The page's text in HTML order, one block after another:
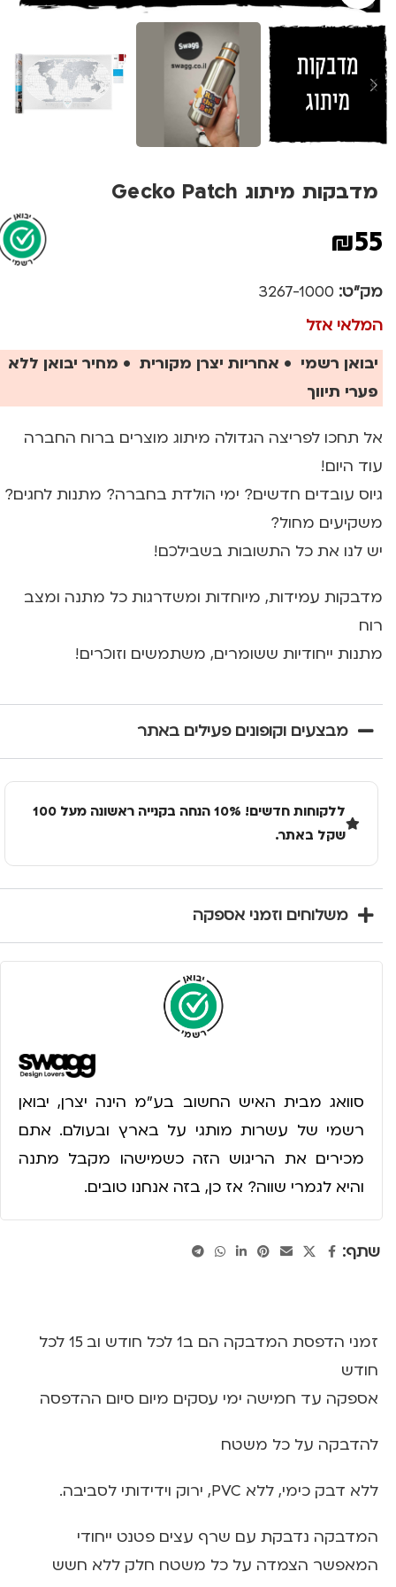
מדבקות מיתוג Gecko Patch
₪55
מק"ט: 3267-1000
המלאי אזל
יבואן רשמי • אחריות יצרן מקורית • מחיר יבואן ללא
פערי תיווך
אל תחכו לפריצה הגדולה מיתוג מוצרים ברוח החברה
עוד היום!
גיוס עובדים חדשים? ימי הולדת בחברה? מתנות לחגים?
משקיעים מחול?
יש לנו את כל התשובות בשבילכם!
מדבקות עמידות, מיוחדות ומשדרגות כל מתנה ומצב
רוח
מתנות ייחודיות ששומרים, משתמשים וזוכרים!
מבצעים וקופונים פעילים באתר
ללקוחות חדשים! 10% הנחה בקנייה ראשונה מעל 100
שקל באתר.
משלוחים וזמני אספקה
סוואג מבית האיש החשוב בע״מ הינה יצרן, יבואן
רשמי של עשרות מותגי על בארץ ובעולם. אתם
מכירים את הריגוש הזה כשמישהו מקבל מתנה
והיא לגמרי שווה? אז כן, בזה אנחנו טובים.
שתף:
זמני הדפסת המדבקה הם ב1 לכל חודש וב 15 לכל
חודש
אספקה עד חמישה ימי עסקים מיום סיום ההדפסה
להדבקה על כל משטח
ללא דבק כימי, ללא PVC, ירוק וידידותי לסביבה.
המדבקה נדבקת עם שרף עצים פטנט ייחודי
המאפשר הצמדה על כל משטח חלק ללא חשש